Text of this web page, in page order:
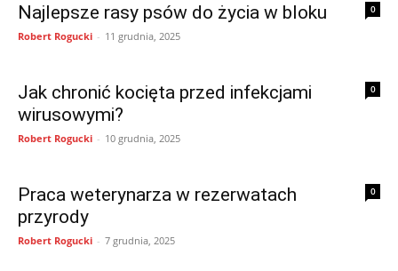
0
Najlepsze rasy psów do życia w bloku
Robert Rogucki - 11 grudnia, 2025
0
Jak chronić kocięta przed infekcjami
wirusowymi?
Robert Rogucki - 10 grudnia, 2025
0
Praca weterynarza w rezerwatach
przyrody
Robert Rogucki - 7 grudnia, 2025